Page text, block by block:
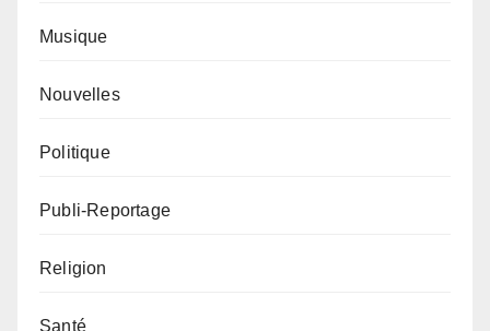
Musique
Nouvelles
Politique
Publi-Reportage
Religion
Santé